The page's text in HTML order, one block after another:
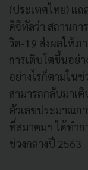
(ประเทศไทย) แ
ดิจิทัลว่า สถานกา
วิด-19 ส่งผลให้ภ
การเติบโตขึ้นอย่
อย่างไรก็ตามใน
สามารถกลับมาเ
ตัวเลขประมาณก
ที่สมาคมฯ ได้ทำก
ช่วงกลางปี 2563